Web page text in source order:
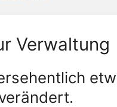
Verwaltung